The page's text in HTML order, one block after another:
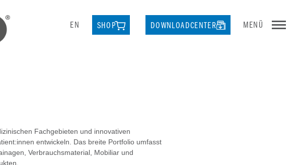
EN DOWNLOADCENTER
SHOP MENÜ
Fachgebieten und innovativen
entwickeln. Das breite Portfolio umfasst
Verbrauchsmaterial, Mobiliar und